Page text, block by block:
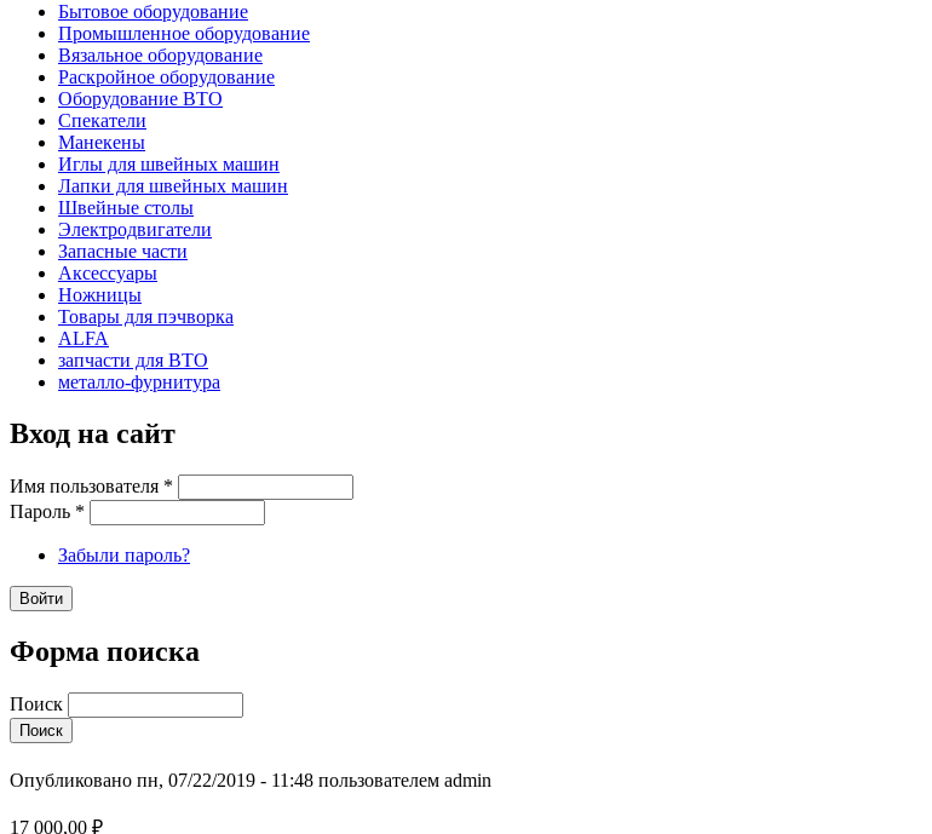
Бытовое оборудование
Промышленное оборудование
Вязальное оборудование
Раскройное оборудование
Оборудование ВТО
Спекатели
Манекены
Иглы для швейных машин
Лапки для швейных машин
Швейные столы
Электродвигатели
Запасные части
Аксессуары
Ножницы
Товары для пэчворка
ALFA
запчасти для ВТО
металло-фурнитура
Вход на сайт
Имя пользователя *
Пароль *
Забыли пароль?
Форма поиска
Поиск
Опубликовано пн, 07/22/2019 - 11:48 пользователем admin
17 000,00 ₽